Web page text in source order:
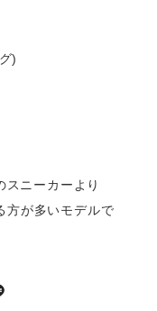
)
ニーカーより
方が多いモデルで